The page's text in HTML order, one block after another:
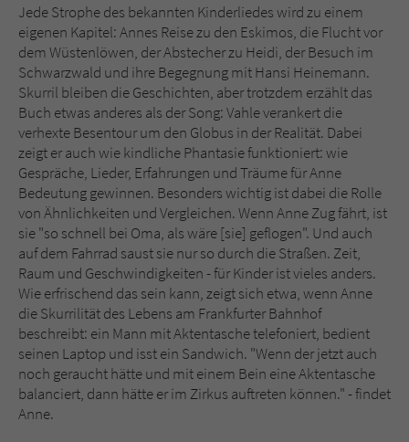
Jede Strophe des bekannten Kinderliedes wird zu einem
eigenen Kapitel: Annes Reise zu den Eskimos, die Flucht vor
dem Wüstenlöwen, der Abstecher zu Heidi, der Besuch im
Schwarzwald und ihre Begegnung mit Hansi Heinemann.
Skurril bleiben die Geschichten, aber trotzdem erzählt das
Buch etwas anderes als der Song: Vahle verankert die
verhexte Besentour um den Globus in der Realität. Dabei
zeigt er auch wie kindliche Phantasie funktioniert: wie
Gespräche, Lieder, Erfahrungen und Träume für Anne
Bedeutung gewinnen. Besonders wichtig ist dabei die Rolle
von Ähnlichkeiten und Vergleichen. Wenn Anne Zug fährt, ist
sie "so schnell bei Oma, als wäre [sie] geflogen". Und auch
auf dem Fahrrad saust sie nur so durch die Straßen. Zeit,
Raum und Geschwindigkeiten - für Kinder ist vieles anders.
Wie erfrischend das sein kann, zeigt sich etwa, wenn Anne
die Skurrilität des Lebens am Frankfurter Bahnhof
beschreibt: ein Mann mit Aktentasche telefoniert, bedient
seinen Laptop und isst ein Sandwich. "Wenn der jetzt auch
noch geraucht hätte und mit einem Bein eine Aktentasche
balanciert, dann hätte er im Zirkus auftreten können." - findet
Anne.